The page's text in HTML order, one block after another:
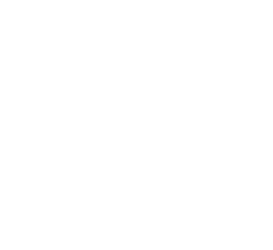
incaltaminte, coafuri, tunsori,